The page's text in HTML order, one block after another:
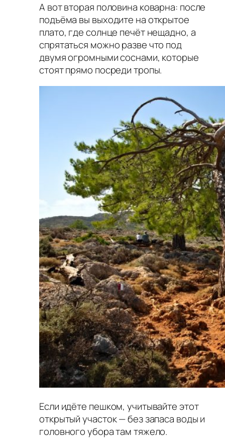
А вот вторая половина коварна: после
подъёма вы выходите на открытое
плато, где солнце печёт нещадно, а
спрятаться можно разве что под
двумя огромными соснами, которые
стоят прямо посреди тропы.
Если идёте пешком, учитывайте этот
открытый участок — без запаса воды и
головного убора там тяжело.